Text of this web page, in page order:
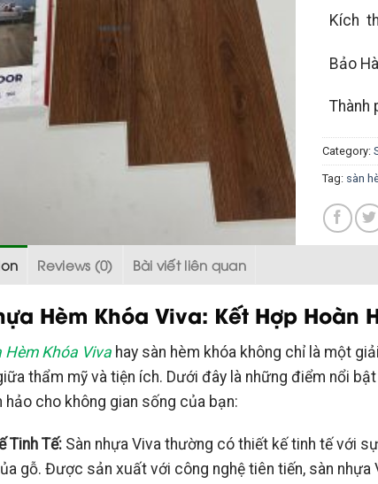
Kích
Bảo
Thành
Category:
Tag: sàn
Reviews (0) Bài viết liên quan
Hèm Khóa Viva: Kết Hợp Hoàn
Hèm Khóa Viva hay sàn hèm khóa không chỉ là một
thẩm mỹ và tiện ích. Dưới đây là những điểm nổi
hảo cho không gian sống của bạn:
Tinh Tế:Sàn nhựa Viva thường có thiết kế tinh tế với
gỗ. Được sản xuất với công nghệ tiên tiến, sàn